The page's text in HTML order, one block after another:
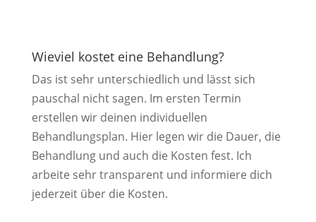
Wieviel kostet eine Behandlung?
Das ist sehr unterschiedlich und lässt sich
pauschal nicht sagen. Im ersten Termin
erstellen wir deinen individuellen
Behandlungsplan. Hier legen wir die Dauer, die
Behandlung und auch die Kosten fest. Ich
arbeite sehr transparent und informiere dich
jederzeit über die Kosten.